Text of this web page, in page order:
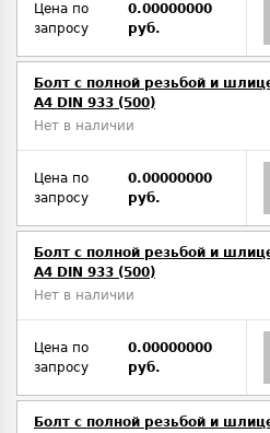
Цена по
запросу
0.00000000
руб.
Болт с полной резьбой и
A4 DIN 933 (500)
Нет в наличии
Цена по
запросу
0.00000000
руб.
Болт с полной резьбой и
A4 DIN 933 (500)
Нет в наличии
Цена по
запросу
0.00000000
руб.
Болт с полной резьбой и